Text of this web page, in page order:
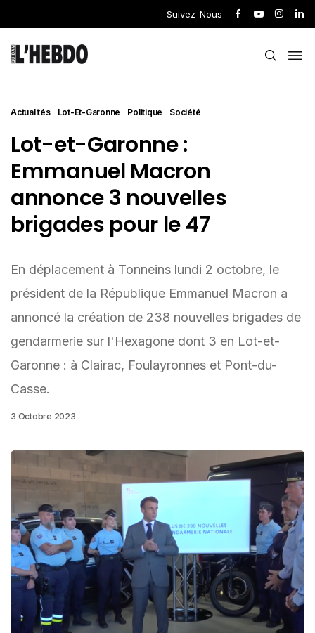
Suivez-Nous
Actualités Lot-Et-Garonne Politique Société
Lot-et-Garonne :
Emmanuel Macron
annonce 3 nouvelles
brigades pour le 47
En déplacement à Tonneins lundi 2 octobre, le
président de la République Emmanuel Macron a
annoncé la création de 238 nouvelles brigades de
gendarmerie sur l'Hexagone dont 3 en Lot-et-
Garonne : à Clairac, Foulayronnes et Pont-du-
Casse.
3 Octobre 2023